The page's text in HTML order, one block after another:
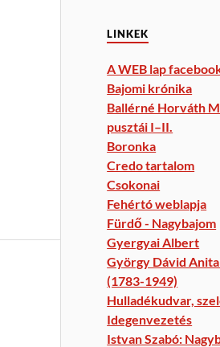
LINKEK
A WEB lap
Bajomi krónika
Ballérné Horváth
pusztái I–II.
Boronka
Credo tartalom
Csokonai
Fehértó weblapja
Fürdő - Nagybajom
Gyergyai Albert
György Dávid
(1783-1949)
Hulladékudvar,
Idegenvezetés
Istvan Szabó: